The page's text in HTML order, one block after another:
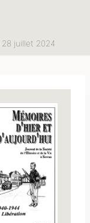
28 juillet 2024